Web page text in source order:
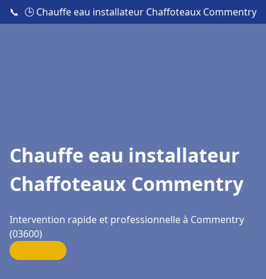
📞 🕒 Chauffe eau installateur Chaffoteaux Commentry
Chauffe eau installateur
Chaffoteaux Commentry
Intervention rapide et professionnelle à Commentry
(03600)